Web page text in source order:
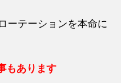
ーテーションを本命に
もあります